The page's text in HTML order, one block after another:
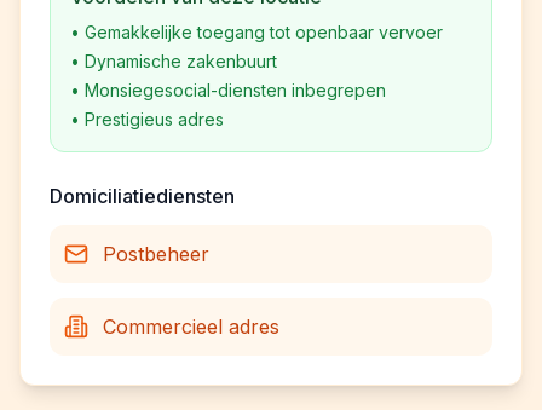
• Gemakkelijke toegang tot openbaar vervoer
• Dynamische zakenbuurt
• Monsiegesocial-diensten inbegrepen
• Prestigieus adres
Domiciliatiediensten
Postbeheer
Commercieel adres